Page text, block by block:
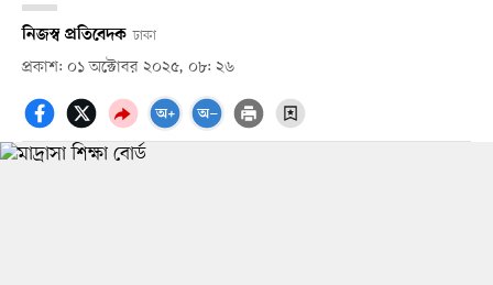
নিজস্ব প্রতিবেদক ঢাকা
প্রকাশ: ০১ অক্টোবর ২০২৫, ০৮: ২৬